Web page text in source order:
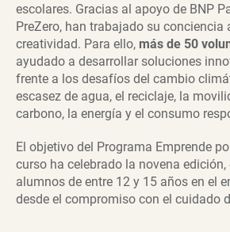
escolares. Gracias al apoyo de BNP
PreZero, han trabajado su conciencia
creatividad. Para ello, más de 50
ayudado a desarrollar soluciones
frente a los desafíos del cambio
escasez de agua, el reciclaje, la
carbono, la energía y el consumo
El objetivo del Programa Emprende
curso ha celebrado la novena
alumnos de entre 12 y 15 años en el
desde el compromiso con el cuidado